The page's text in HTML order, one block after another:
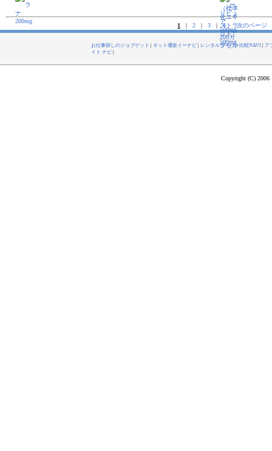
1 |2 |3 |4 次のページ
お仕事探しのジョブゲット ネット通販イーナビ レンタルサーバー比較NAVI
ア
イト ナビ
Copyright (C)